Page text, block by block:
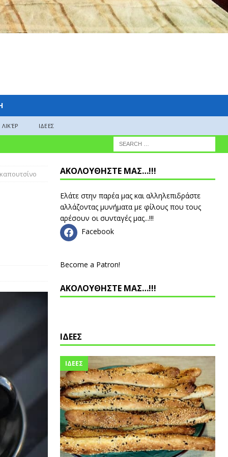
ΛΙΚΈΡ ΙΔΕΕΣ
ΑΚΟΛΟΥΘΗΣΤΕ ΜΑΣ…!!!
Ελάτε στην παρέα μας και αλληλεπιδράστε
αλλάζοντας μυνήματα με φίλους που τους
αρέσουν οι συνταγές μας...!!!
Facebook
Become a Patron!
ΑΚΟΛΟΥΘΗΣΤΕ ΜΑΣ…!!!
ΙΔΕΕΣ
ΙΔΕΕΣ